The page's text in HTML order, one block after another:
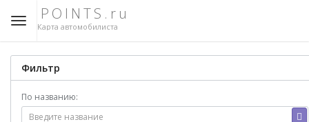
POINTS.ru
Карта автомобилиста
Фильтр
По названию: